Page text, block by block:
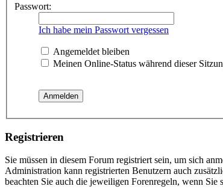
Passwort:
Ich habe mein Passwort vergessen
Angemeldet bleiben
Meinen Online-Status während dieser
Registrieren
Sie müssen in diesem Forum registriert sein, um sich
Administration kann registrierten Benutzern auch
beachten Sie auch die jeweiligen Forenregeln, wenn Sie